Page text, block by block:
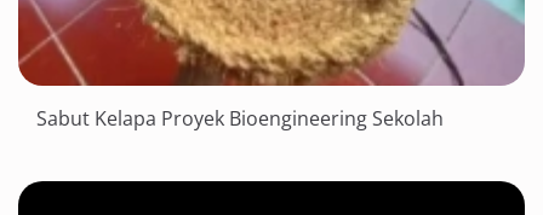
Sabut Kelapa Proyek Bioengineering Sekolah